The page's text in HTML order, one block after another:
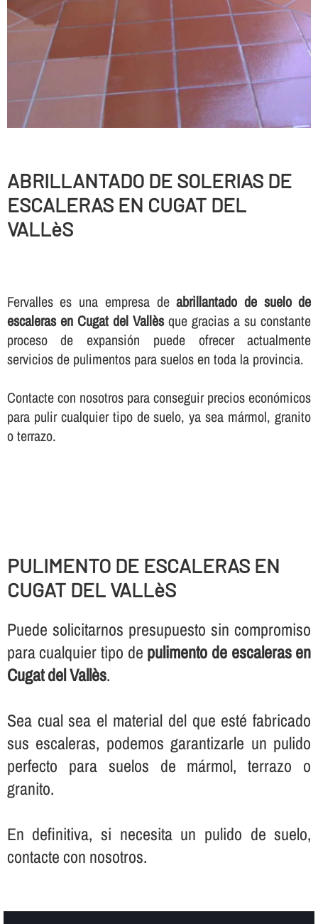
ABRILLANTADO DE SOLERIAS DE
ESCALERAS EN CUGAT DEL
VALLèS
Fervalles es una empresa deabrillantado de suelo de
escaleras en Cugat del Vallèsque gracias a su constante
proceso de expansión puede ofrecer actualmente
servicios de pulimentos para suelos en toda la provincia.
Contacte con nosotros para conseguir precios económicos
para pulir cualquier tipo de suelo, ya sea mármol, granito
o terrazo.
PULIMENTO DE ESCALERAS EN
CUGAT DEL VALLèS
Puede solicitarnos presupuesto sin compromiso
para cualquier tipo de pulimento de escaleras en
Cugat del Vallès.
Sea cual sea el material del que esté fabricado
sus escaleras, podemos garantizarle un pulido
perfecto para suelos de mármol, terrazo o
granito.
En definitiva, si necesita un pulido de suelo,
contacte con nosotros.